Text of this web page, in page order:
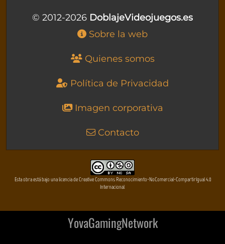
© 2012-2026 DoblajeVideojuegos.es
Sobre la web
Quienes somos
Política de Privacidad
Imagen corporativa
Contacto
Esta obra está bajo una licencia de Creative Commons Reconocimiento-NoComercial-CompartirIgual 4.0
Internacional
YovaGamingNetwork